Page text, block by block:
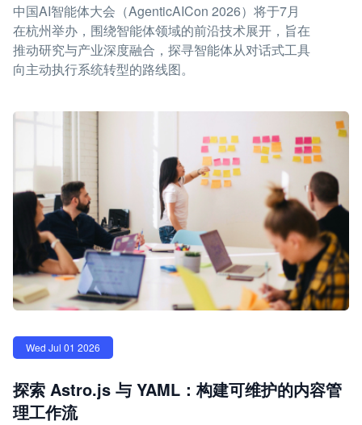
中国AI智能体大会（AgenticAICon 2026）将于7月
在杭州举办，围绕智能体领域的前沿技术展开，旨在
推动研究与产业深度融合，探寻智能体从对话式工具
向主动执行系统转型的路线图。
Wed Jul 01 2026
探索 Astro.js 与 YAML：构建可维护的内容管
理工作流